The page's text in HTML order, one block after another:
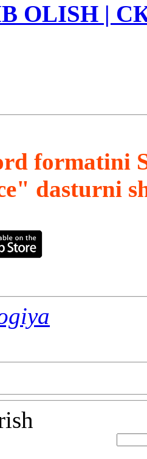
OLISH |
formatini
dasturni